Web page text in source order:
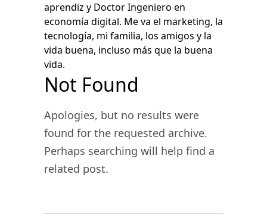
aprendiz y Doctor Ingeniero en
economía digital. Me va el marketing, la
tecnología, mi familia, los amigos y la
vida buena, incluso más que la buena
vida.
Not Found
Apologies, but no results were
found for the requested archive.
Perhaps searching will help find a
related post.